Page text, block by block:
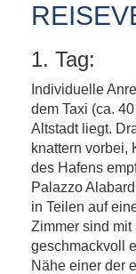
1. Tag:
Individuelle
dem Taxi (ca.
Altstadt liegt.
knattern vorbei,
des Hafens
Palazzo
in Teilen auf
Zimmer sind
geschmackvoll
Nähe einer der